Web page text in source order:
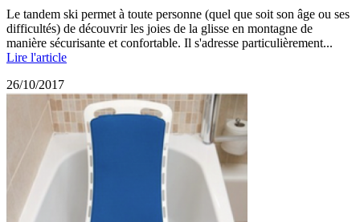
Le tandem ski permet à toute personne (quel que soit son âge ou ses
difficultés) de découvrir les joies de la glisse en montagne de
manière sécurisante et confortable. Il s'adresse particulièrement...
Lire l'article
26/10/2017